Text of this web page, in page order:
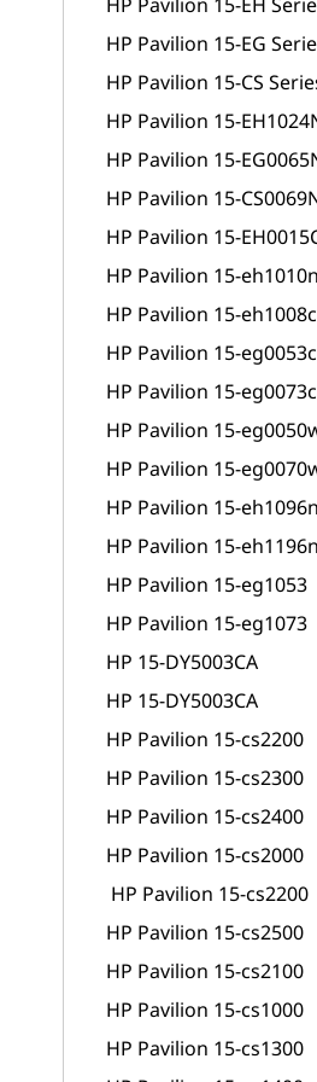
HP Pavilion 15-EG
HP Pavilion 15-CS
HP Pavilion 15-
HP Pavilion 15-
HP Pavilion 15-
HP Pavilion 15-
HP Pavilion 15-
HP Pavilion 15-
HP Pavilion 15-
HP Pavilion 15-
HP Pavilion 15-
HP Pavilion 15-
HP Pavilion 15-
HP Pavilion 15-
HP Pavilion 15-eg1053
HP Pavilion 15-eg1073
HP 15-DY5003CA
HP 15-DY5003CA
HP Pavilion 15-cs2200
HP Pavilion 15-cs2300
HP Pavilion 15-cs2400
HP Pavilion 15-cs2000
HP Pavilion 15-cs2200
HP Pavilion 15-cs2500
HP Pavilion 15-cs2100
HP Pavilion 15-cs1000
HP Pavilion 15-cs1300